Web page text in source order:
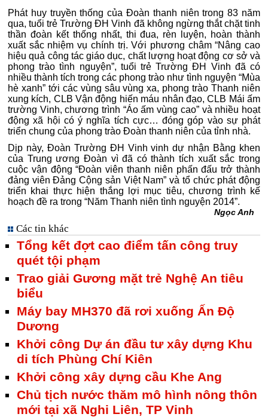
Phát huy truyền thống của Đoàn thanh niên trong 83 năm
qua, tuổi trẻ Trường ĐH Vinh đã không ngừng thắt chặt tinh
thần đoàn kết thống nhất, thi đua, rèn luyện, hoàn thành
xuất sắc nhiệm vụ chính trị. Với phương châm “Nâng cao
hiệu quả công tác giáo dục, chất lượng hoạt động cơ sở và
phong trào tình nguyện”, tuổi trẻ Trường ĐH Vinh đã có
nhiều thành tích trong các phong trào như tình nguyện “Mùa
hè xanh” tới các vùng sâu vùng xa, phong trào Thanh niên
xung kích, CLB Vận động hiến máu nhân đạo, CLB Mái ấm
trường Vinh, chương trình “Áo ấm vùng cao” và nhiều hoạt
động xã hội có ý nghĩa tích cực… đóng góp vào sự phát
triển chung của phong trào Đoàn thanh niên của tỉnh nhà.
Dịp này, Đoàn Trường ĐH Vinh vinh dự nhận Bằng khen
của Trung ương Đoàn vì đã có thành tích xuất sắc trong
cuộc vận động “Đoàn viên thanh niên phấn đấu trở thành
đảng viên Đảng Cộng sản Việt Nam” và tổ chức phát động
triển khai thực hiện thắng lợi mục tiêu, chương trình kế
hoạch đề ra trong “Năm Thanh niên tình nguyện 2014”.
Ngọc Anh
Các tin khác
Tổng kết đợt cao điểm tấn công truy
quét tội phạm
Trao giải Gương mặt trẻ Nghệ An tiêu
biểu
Máy bay MH370 đã rơi xuống Ấn Độ
Dương
Khởi công Dự án đầu tư xây dựng Khu
di tích Phùng Chí Kiên
Khởi công xây dựng cầu Khe Ang
Chủ tịch nước thăm mô hình nông thôn
mới tại xã Nghi Liên, TP Vinh